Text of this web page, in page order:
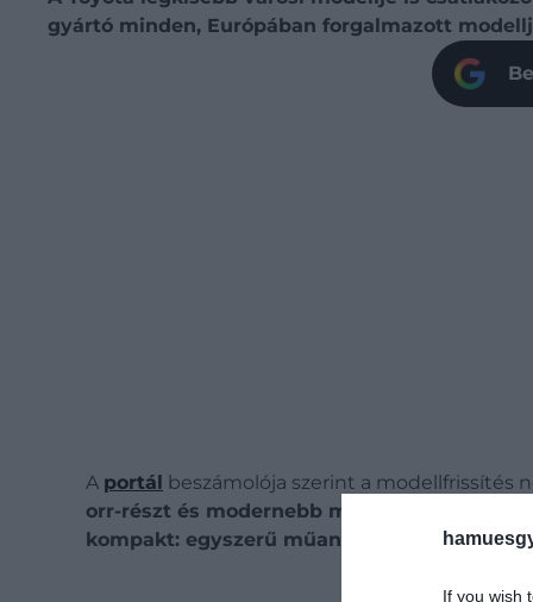
If you wish
gyártó minden, Európában forgalmazott
A portál beszámolója szerint a modellfrissítés
orr-részt és modernebb motorháztetőt is
kompakt: egyszerű műanyagok és szűkös